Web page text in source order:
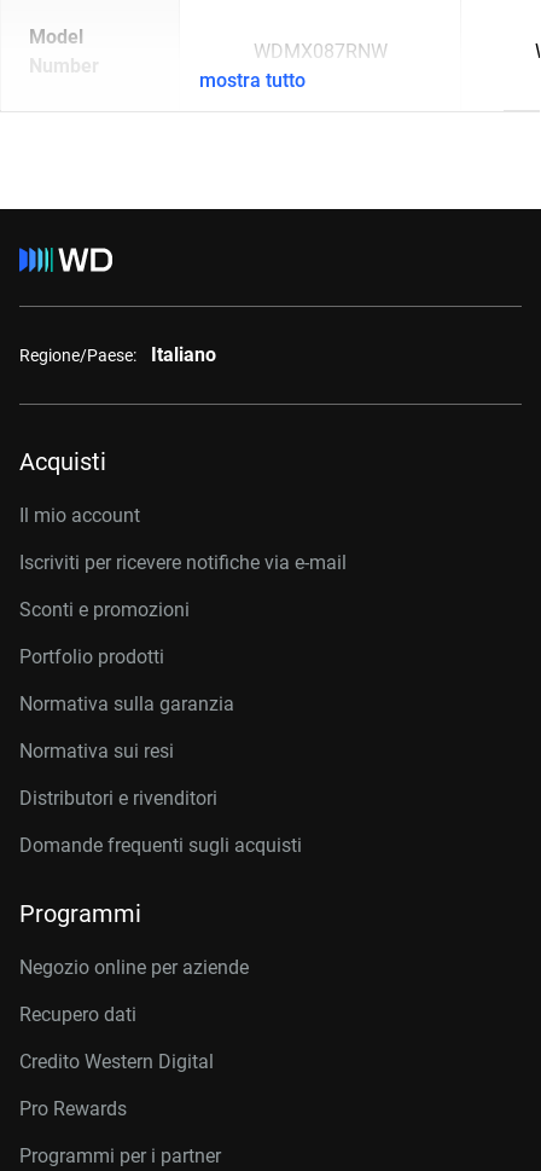
Model
Number
WDMX087RNW
mostra tutto
Regione/Paese: Italiano
Acquisti
Il mio account
Iscriviti per ricevere notifiche via e-mail
Sconti e promozioni
Portfolio prodotti
Normativa sulla garanzia
Normativa sui resi
Distributori e rivenditori
Domande frequenti sugli acquisti
Programmi
Negozio online per aziende
Recupero dati
Credito Western Digital
Pro Rewards
Programmi per i partner